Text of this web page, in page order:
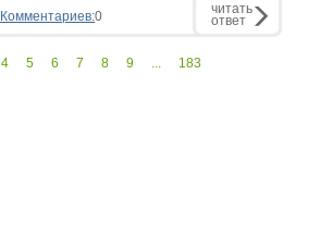
Комментариев:0 читать
ответ
4 5 6 7 8 9 ...
183